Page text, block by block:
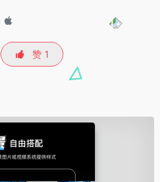
赞 1